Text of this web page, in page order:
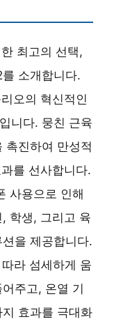
최고의 선택,
소개합니다.
오의 혁신적인
니다. 뭉친 근육
촉진하여 만성적
를 선사합니다.
사용으로 인해
학생, 그리고 육
을 제공합니다.
라 섬세하게 움
주고, 온열 기
효과를 극대화